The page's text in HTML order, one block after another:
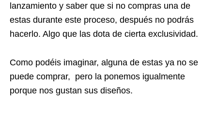
lanzamiento y saber que si no compras una de
estas durante este proceso, después no podrás
hacerlo. Algo que las dota de cierta exclusividad.
Como podéis imaginar, alguna de estas ya no se
puede comprar, pero la ponemos igualmente
porque nos gustan sus diseños.